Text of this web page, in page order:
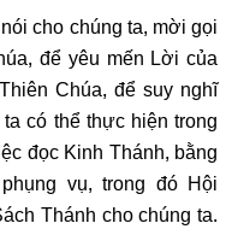
cho chúng ta, mời gọi
để yêu mến Lời của
Chúa, để suy nghĩ
có thể thực hiện trong
đọc Kinh Thánh, bằng
vụ, trong đó Hội
Thánh cho chúng ta.